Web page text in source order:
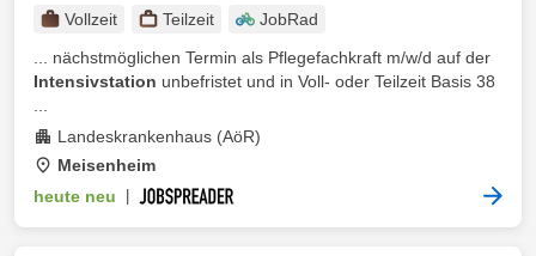
Vollzeit Teilzeit
JobRad
... nächstmöglichen Termin als Pflegefachkraft m/w/d auf der
Intensivstation unbefristet und in Voll- oder Teilzeit Basis 38
Landeskrankenhaus (AöR)
Meisenheim
heute neu